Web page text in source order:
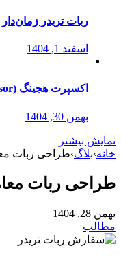
ربات تریدر زمان‌دار
اسفند 1, 1404
اکسپرت هجینگ (Hedging Expert Advisor)
بهمن 30, 1404
نمایش بیشتر
خانه›بلاگ›طراحی ربات
طراحی ربات
بهمن 28, 1404
مطالب